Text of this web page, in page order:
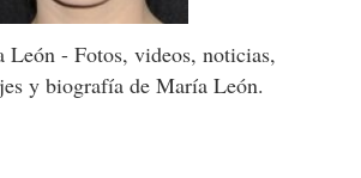
León - Fotos, videos, noticias,
y biografía de María León.